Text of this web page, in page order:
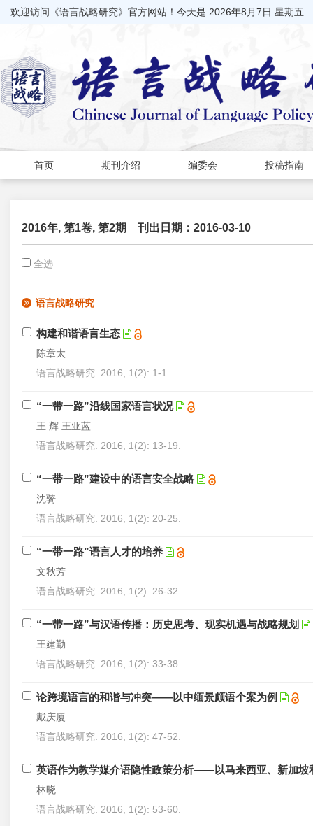
欢迎访问《语言战略研究》官方网站！今天是 2026年8月7日 星期五
首页 期刊介绍 编委会 投稿指南
2016年, 第1卷, 第2期 刊出日期：2016-03-10
全选
语言战略研究
构建和谐语言生态
陈章太
语言战略研究. 2016, 1(2): 1-1.
“一带一路”沿线国家语言状况
王 辉 王亚蓝
语言战略研究. 2016, 1(2): 13-19.
“一带一路”建设中的语言安全战略
沈骑
语言战略研究. 2016, 1(2): 20-25.
“一带一路”语言人才的培养
文秋芳
语言战略研究. 2016, 1(2): 26-32.
“一带一路”与汉语传播：历史思考、现实机遇与战略规划
王建勤
语言战略研究. 2016, 1(2): 33-38.
论跨境语言的和谐与冲突——以中缅景颇语个案为例
戴庆厦
语言战略研究. 2016, 1(2): 47-52.
英语作为教学媒介语隐性政策分析——以马来西亚、新加坡
林晓
语言战略研究. 2016, 1(2): 53-60.